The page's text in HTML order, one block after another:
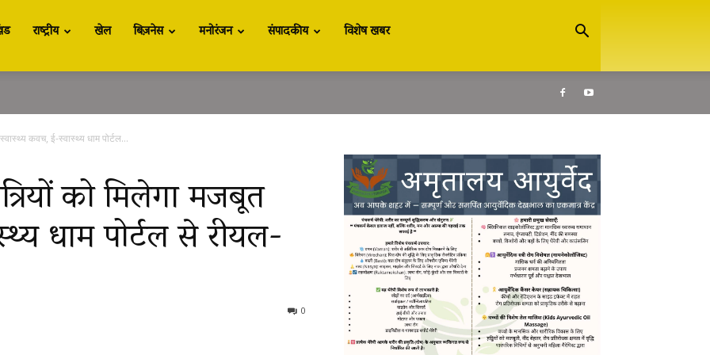
राष्ट्रीय खेल बिज़नेस मनोरंजन संपादकीय विशेष खबर
कवच, ई-स्वास्थ्य धाम पोर्टल...
को मिलेगा मजबूत
धाम पोर्टल से रीयल-
0